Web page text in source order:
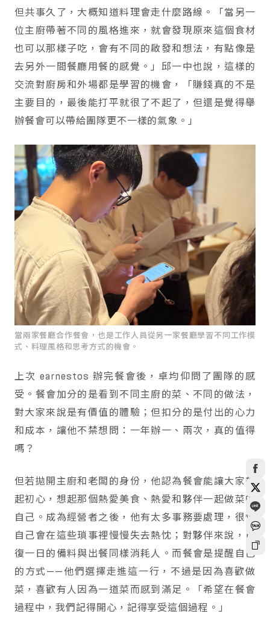
但共事久了，大概知道料理會走什麼路線。「當另一
位主廚帶著不同的風格進來，就會發現原來這個食材
也可以那樣子吃，會有不同的啟發和想法，有點像是
去另外一間餐廳用餐的感覺。」邱一中也說，這樣的
交流對廚房和外場都是學習的機會，「賺錢真的不是
主要目的，最後能打平就很了不起了，但還是覺得舉
辦餐會可以帶給團隊更不一樣的氣象。」
當兩家餐廳合作餐會，也是工作人員從另一家餐廳學習不同工作模
式、料理風格和思考方式的機會。
上次 earnestos 辦完餐會後，卓均仰問了團隊的感
受。餐會加分的是看到不同主廚的菜、不同的做法，
對大家來說是有價值的體驗；但扣分的是付出的心力
和成本，讓他不禁想問：一年辦一、兩次，真的值得
嗎？
但若拋開主廚和老闆的身份，他認為餐會能讓大家想
起初心，想起那個熱愛美食、熱愛和夥伴一起做菜的
自己。成為經營者之後，他有太多事務要處理，很怕
自己會在這些瑣事裡慢慢失去熱忱；對夥伴來說，日
復一日的備料與出餐同樣消耗人。而餐會是提醒自己
的方式——他們選擇走進這一行，不過是因為喜歡做
菜，喜歡有人因為一道菜而感到滿足。「希望在餐會
過程中，我們記得開心，記得享受這個過程。」